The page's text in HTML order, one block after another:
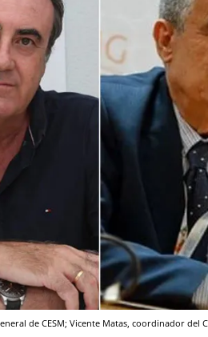
de CESM; Vicente Matas, coordinador del